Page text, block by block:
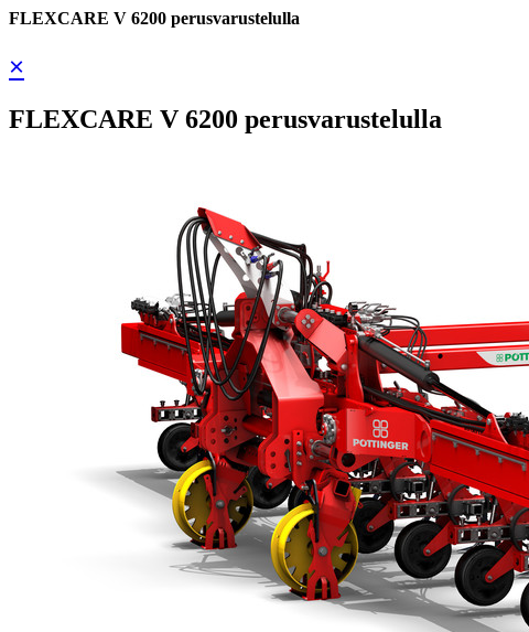
FLEXCARE V 6200 perusvarustelulla
×
FLEXCARE V 6200 perusvarustelulla